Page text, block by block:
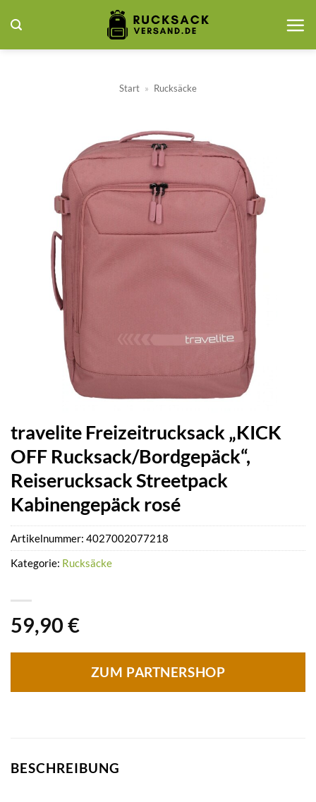
Inhalt
springen
Start » Rucksäcke
travelite Freizeitrucksack „KICK
OFF Rucksack/Bordgepäck“,
Reiserucksack Streetpack
Kabinengepäck rosé
59,90 €
ZUM PARTNERSHOP
Artikelnummer: 4027002077218
Kategorie: Rucksäcke
BESCHREIBUNG